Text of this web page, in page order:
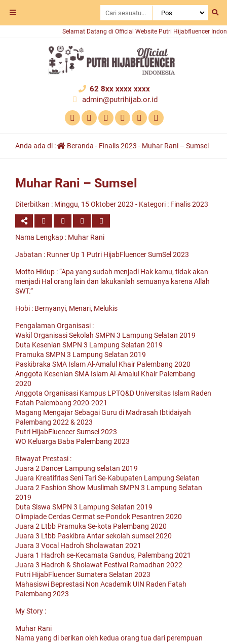
Selamat Datang di Official Website Putri Hijabfluencer Indonesia
62 8xx xxxx xxxx
admin@putrihijab.or.id
Anda ada di : Beranda - Finalis 2023 - Muhar Rani – Sumsel
Muhar Rani – Sumsel
Diterbitkan : Minggu, 15 Oktober 2023 - Kategori : Finalis 2023
Nama Lengkap : Muhar Rani
Jabatan : Runner Up 1 Putri HijabFluencer SumSel 2023
Motto Hidup : “Apa yang sudah menjadi Hak kamu, tidak akan
menjadi Hal orang lain dan lakukanlah semuanya karena Allah
SWT.”
Hobi : Bernyanyi, Menari, Melukis
Pengalaman Organisasi :
Wakil Organisasi Sekolah SMPN 3 Lampung Selatan 2019
Duta Kesenian SMPN 3 Lampung Selatan 2019
Pramuka SMPN 3 Lampung Selatan 2019
Paskibraka SMA Islam Al-Amalul Khair Palembang 2020
Anggota Kesenian SMA Islam Al-Amalul Khair Palembang
2020
Anggota Organisasi Kampus LPTQ&D Universitas Islam Raden
Fatah Palembang 2020-2021
Magang Mengajar Sebagai Guru di Madrasah Ibtidaiyah
Palembang 2022 & 2023
Putri HijabFluencer Sumsel 2023
WO Keluarga Baba Palembang 2023
Riwayat Prestasi :
Juara 2 Dancer Lampung selatan 2019
Juara Kreatifitas Seni Tari Se-Kabupaten Lampung Selatan
Juara 2 Fashion Show Muslimah SMPN 3 Lampung Selatan
2019
Duta Siswa SMPN 3 Lampung Selatan 2019
Olimpiade Cerdas Cermat se-Pondok Pesantren 2020
Juara 2 Ltbb Pramuka Se-kota Palembang 2020
Juara 3 Ltbb Paskibra Antar sekolah sumsel 2020
Juara 3 Vocal Hadroh Sholawatan 2021
Juara 1 Hadroh se-Kecamata Gandus, Palembang 2021
Juara 3 Hadroh & Sholawat Festival Ramadhan 2022
Putri HijabFluencer Sumatera Selatan 2023
Mahasiswi Beprestasi Non Academik UIN Raden Fatah
Palembang 2023
My Story :
Muhar Rani
Nama yang di berikan oleh kedua orang tua dari perempuan